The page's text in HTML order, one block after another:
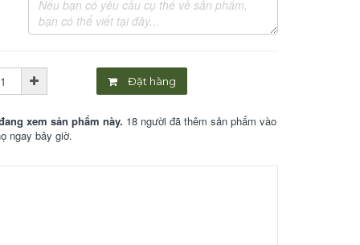
Đặt hàng
xem sản phẩm này. 18 người đã thêm sản phẩm vào
ngay bây giờ.